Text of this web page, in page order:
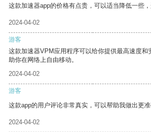
这款加速器app的价格有点贵，可以适当降低一些，
2024-04-02
游客
这款加速器VPM应用程序可以给你提供最高速度和
助你在网络上自由移动。
2024-04-02
游客
这款app的用户评论非常真实，可以帮助我做出更准
2024-04-02